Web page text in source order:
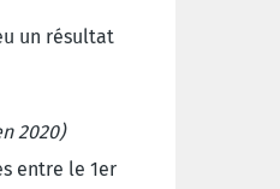
un résultat
2020)
entre le 1er